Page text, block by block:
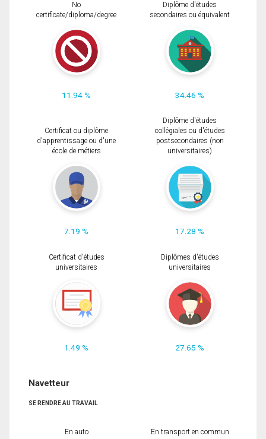
No
certificate/diploma/degree
11.94 %
Diplôme d'études
secondaires ou équivalent
34.46 %
Certificat ou diplôme
d'apprentissage ou d'une
école de métiers
7.19 %
Diplôme d'études
collégiales ou d'études
postsecondaires (non
universitaires)
17.28 %
Certificat d'études
universitaires
1.49 %
Diplômes d'études
universitaires
27.65 %
Navetteur
SE RENDRE AU TRAVAIL
En auto En transport en commun